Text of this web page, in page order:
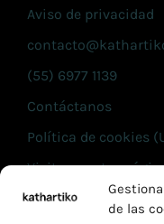
de las
Aviso de privacidad
(55) 6977 1139
Contáctanos
Política de cookies
Visita nuestra
INFORMACIÓN